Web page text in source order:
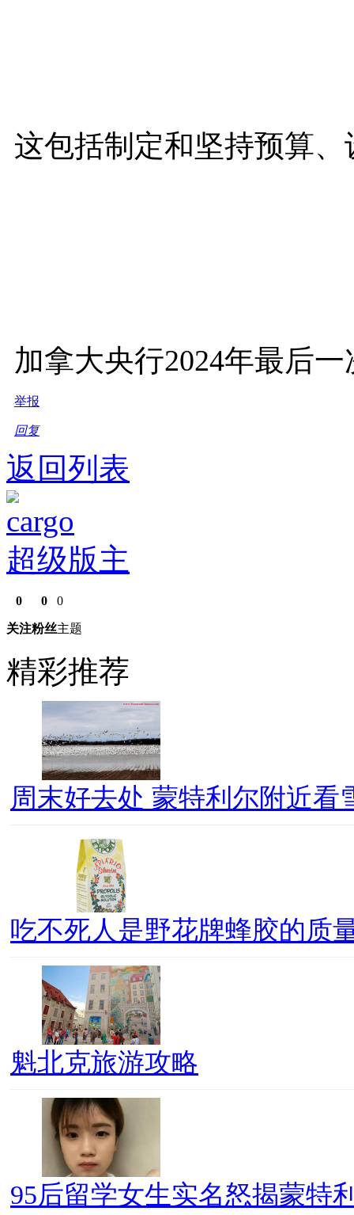
这包括制定和坚持预算
加拿大央行2024年最后
举报
回复
返回列表
cargo
超级版主
0
关注
0
粉丝
0
主题
精彩推荐
周末好去处 蒙特利尔附近看
吃不死人是野花牌蜂胶的质
魁北克旅游攻略
95后留学女生实名怒揭蒙特